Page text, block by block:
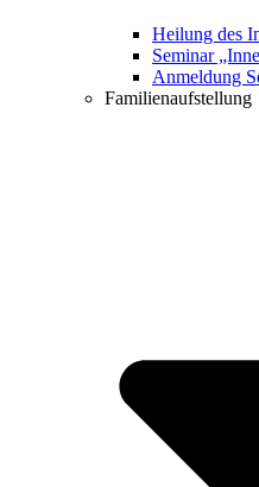
Heilung des
Seminar
Anmeldung
Familienaufstellung